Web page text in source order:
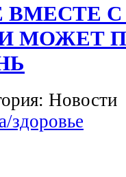
ВМЕСТЕ
МОЖЕТ
Новости
здоровье